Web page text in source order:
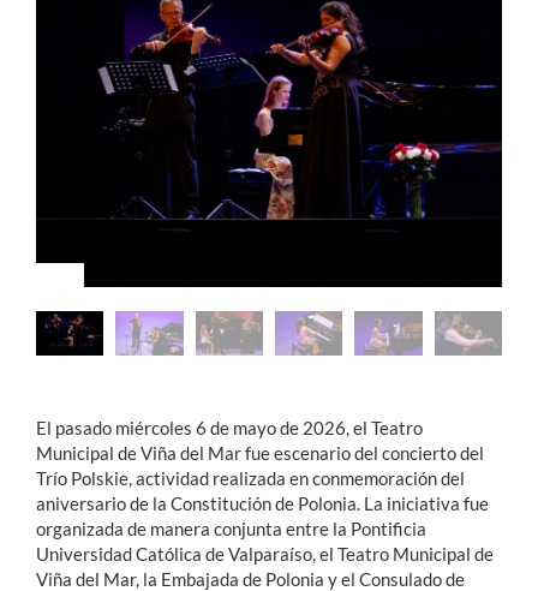
Formación Continua
Alumni
El pasado miércoles 6 de mayo de 2026, el Teatro
Municipal de Viña del Mar fue escenario del concierto del
Trío Polskie, actividad realizada en conmemoración del
aniversario de la Constitución de Polonia. La iniciativa fue
organizada de manera conjunta entre la Pontificia
Universidad Católica de Valparaíso, el Teatro Municipal de
Viña del Mar, la Embajada de Polonia y el Consulado de